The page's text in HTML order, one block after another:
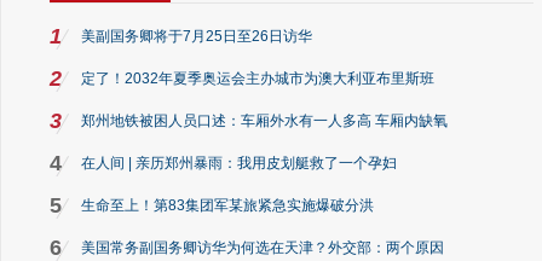
1 美副国务卿将于7月25日至26日访华
2 定了！2032年夏季奥运会主办城市为澳大利亚布里斯班
3 郑州地铁被困人员口述：车厢外水有一人多高 车厢内缺氧
4 在人间 | 亲历郑州暴雨：我用皮划艇救了一个孕妇
5 生命至上！第83集团军某旅紧急实施爆破分洪
6 美国常务副国务卿访华为何选在天津？外交部：两个原因